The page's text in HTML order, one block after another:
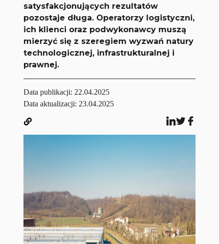
satysfakcjonujących rezultatów
pozostaje długa. Operatorzy logistyczni,
ich klienci oraz podwykonawcy muszą
mierzyć się z szeregiem wyzwań natury
technologicznej, infrastrukturalnej i
prawnej.
Data publikacji: 22.04.2025
Data aktualizacji: 23.04.2025